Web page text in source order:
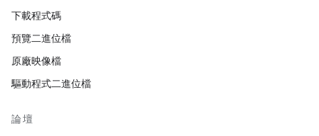
下載程式碼
預覽二進位檔
原廠映像檔
驅動程式二進位檔
論壇